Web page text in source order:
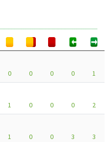
0 0 0 0
1
1 0 0 0
2
1 0 0 3 3